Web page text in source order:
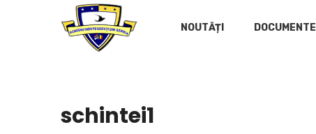
NOUTĂȚI DOCUMENTE
schintei1